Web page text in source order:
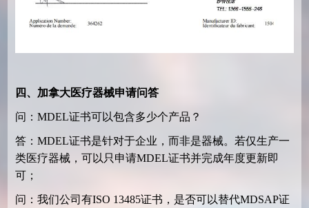
四、加拿大医疗器械申请问答
问：MDEL证书可以包含多少个产品？
答：MDEL证书是针对于企业，而非是器械。若仅生产一
类医疗器械，可以只申请MDEL证书并完成年度更新即
可；
问：我们公司有ISO 13485证书，是否可以替代MDSAP证